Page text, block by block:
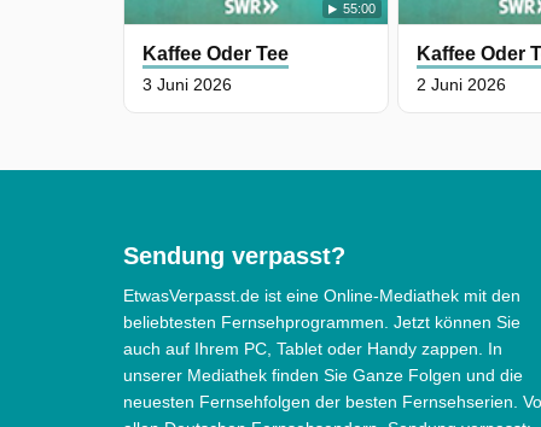
55:00
Kaffee Oder Tee
3 Juni 2026
Kaffee Oder
2 Juni 2026
Sendung verpasst?
EtwasVerpasst.de ist eine Online-Mediathek mit den
beliebtesten Fernsehprogrammen. Jetzt können Sie
auch auf Ihrem PC, Tablet oder Handy zappen. In
unserer Mediathek finden Sie Ganze Folgen und die
neuesten Fernsehfolgen der besten Fernsehserien.